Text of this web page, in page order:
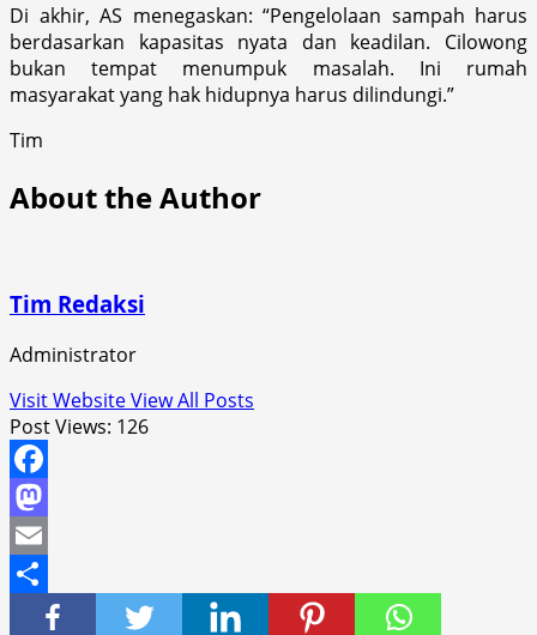
Di akhir, AS menegaskan: “Pengelolaan sampah harus
berdasarkan kapasitas nyata dan keadilan. Cilowong
bukan tempat menumpuk masalah. Ini rumah
masyarakat yang hak hidupnya harus dilindungi.”
Tim
About the Author
Tim Redaksi
Administrator
Visit WebsiteView All Posts
Post Views: 126
Facebook
Mastodon
Email
Share